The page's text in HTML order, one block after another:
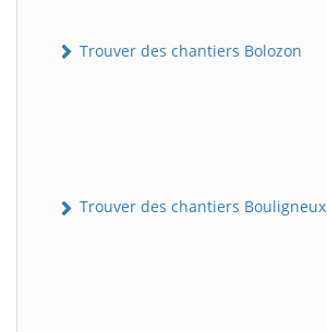
Trouver des chantiers Bolozon
Trouver des chantiers Bouligneux